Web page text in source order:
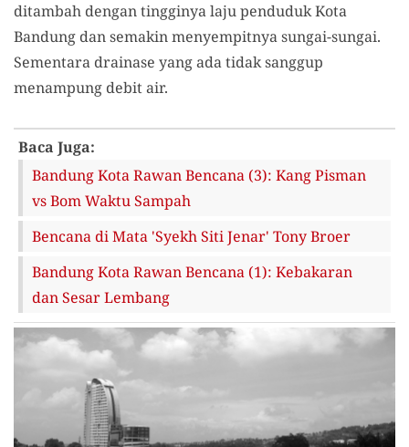
ditambah dengan tingginya laju penduduk Kota
Bandung dan semakin menyempitnya sungai-sungai.
Sementara drainase yang ada tidak sanggup
menampung debit air.
Baca Juga:
Bandung Kota Rawan Bencana (3): Kang Pisman
vs Bom Waktu Sampah
Bencana di Mata 'Syekh Siti Jenar' Tony Broer
Bandung Kota Rawan Bencana (1): Kebakaran
dan Sesar Lembang